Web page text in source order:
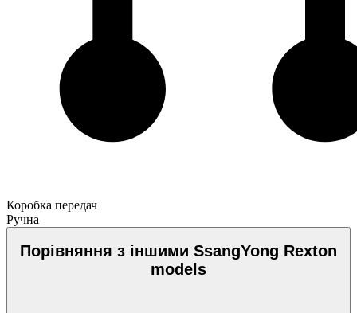
Коробка передач
Ручна
Порівняння з іншими SsangYong Rexton
models